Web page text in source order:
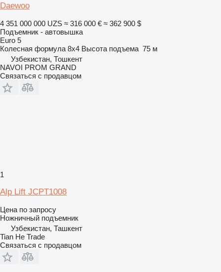
Daewoo
4 351 000 000 UZS ≈ 316 000 € ≈ 362 900 $
Подъемник - автовышка
Euro 5
Колесная формула 8x4 Высота подъема 75 м
Узбекистан, Тошкент
NAVOI PROM GRAND
Связаться с продавцом
1
Alp Lift JCPT1008
Цена по запросу
Ножничный подъемник
Узбекистан, Ташкент
Tian He Trade
Связаться с продавцом